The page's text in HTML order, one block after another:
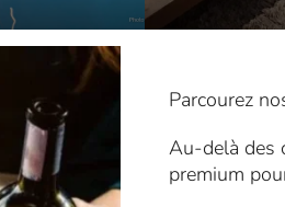
Parcourez
Au-delà des
premium